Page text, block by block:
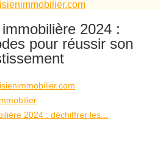
2024 :
pour réussir son
2024 : déchiffrer les...